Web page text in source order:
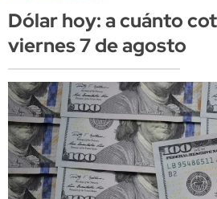
Dólar hoy: a cuánto
viernes 7 de agosto